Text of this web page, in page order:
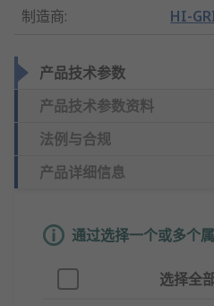
制造商: HI-
产品技术参数
产品技术参数资料
法例与合规
产品详细信息
通过选择一个或多个
选择全